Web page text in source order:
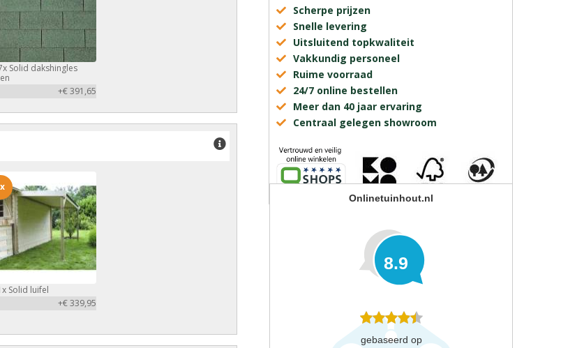
Solid dakshingles
+€ 391,65
Solid luifel
+€ 339,95
Scherpe prijzen
Snelle levering
Uitsluitend topkwaliteit
Vakkundig personeel
Ruime voorraad
24/7 online bestellen
Meer dan 40 jaar ervaring
Centraal gelegen showroom
Onlinetuinhout.nl
8.9
gebaseerd op